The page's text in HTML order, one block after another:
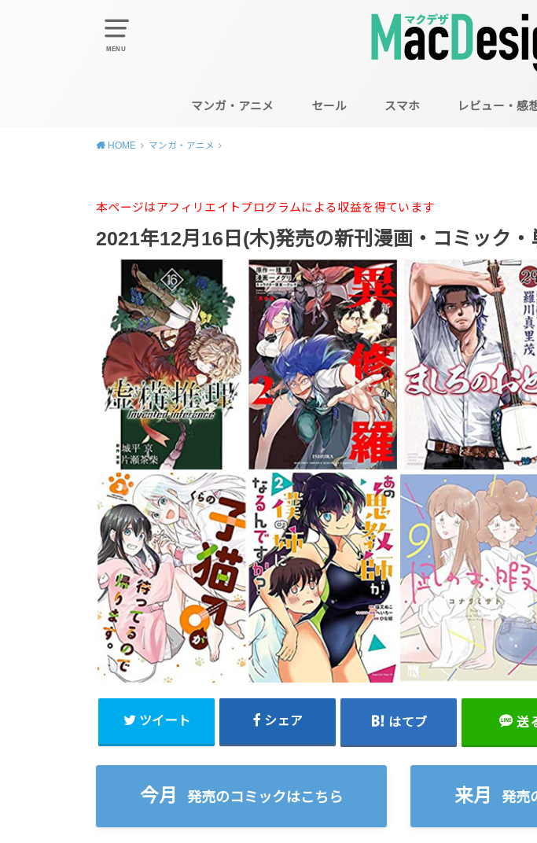
MENU
マンガ・アニメ セール スマホ レビュー・感
HOME マンガ・アニメ
本ページはアフィリエイトプログラムによる収益を得ています
2021年12月16日(木)発売の新刊漫画・コミック・
ツイート シェア はてブ 送
今月 発売のコミックはこちら 来月 発売